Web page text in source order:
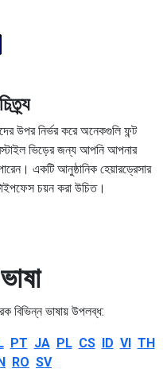
উপর নির্ভর করে অনেকগুলি ফন্ট
ভিড়ের জন্য আপনি আপনার
একটি আনুষ্ঠানিক হেয়ারড্রেসার
চয়ন করা উচিত।
বিভিন্ন ভাষায় উপলব্ধ:
PT JA PL CS ID VI TH
RO SV